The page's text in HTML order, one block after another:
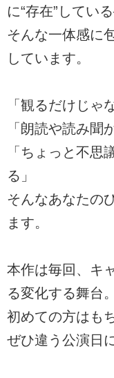
に“存在”してい
そんな一体感に
しています。
「観るだけじゃ
「朗読や読み聞
「ちょっと不思
る」
そんなあなたの
ます。
本作は毎回、キ
る変化する舞台。
初めての方はも
ぜひ違う公演日